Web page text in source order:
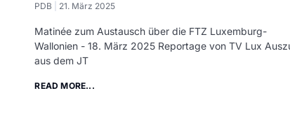
PDB 21. März 2025
Matinée zum Austausch über die FTZ Luxemburg-
Wallonien - 18. März 2025 Reportage von TV Lux
aus dem JT
READ MORE...